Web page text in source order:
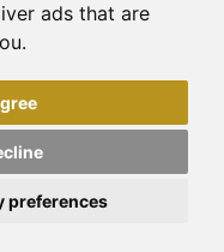
ads that are
.
preferences